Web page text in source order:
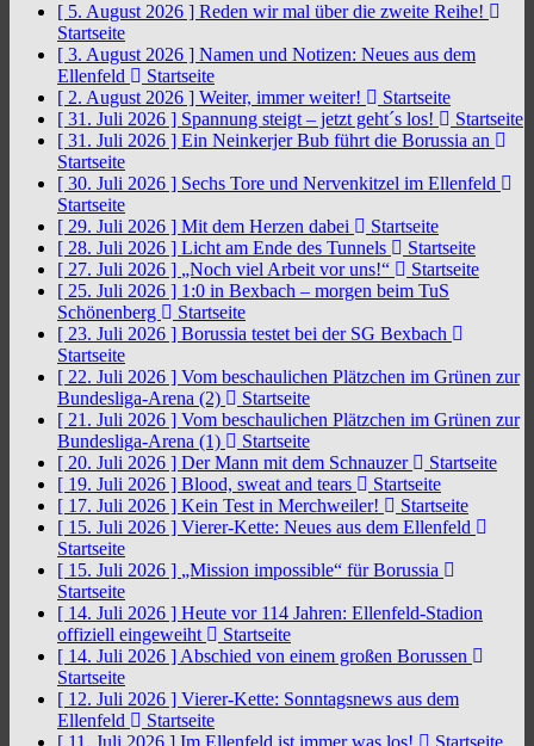
[ 5. August 2026 ] Reden wir mal über die zweite Reihe!
Startseite
[ 3. August 2026 ] Namen und Notizen: Neues aus dem
Ellenfeld
Startseite
[ 2. August 2026 ] Weiter, immer weiter!
Startseite
[ 31. Juli 2026 ] Spannung steigt – jetzt geht´s los!
Startseite
[ 31. Juli 2026 ] Ein Neinkerjer Bub führt die Borussia an
Startseite
[ 30. Juli 2026 ] Sechs Tore und Nervenkitzel im Ellenfeld
Startseite
[ 29. Juli 2026 ] Mit dem Herzen dabei
Startseite
[ 28. Juli 2026 ] Licht am Ende des Tunnels
Startseite
[ 27. Juli 2026 ] „Noch viel Arbeit vor uns!“
Startseite
[ 25. Juli 2026 ] 1:0 in Bexbach – morgen beim TuS
Schönenberg
Startseite
[ 23. Juli 2026 ] Borussia testet bei der SG Bexbach
Startseite
[ 22. Juli 2026 ] Vom beschaulichen Plätzchen im Grünen zur
Bundesliga-Arena (2)
Startseite
[ 21. Juli 2026 ] Vom beschaulichen Plätzchen im Grünen zur
Bundesliga-Arena (1)
Startseite
[ 20. Juli 2026 ] Der Mann mit dem Schnauzer
Startseite
[ 19. Juli 2026 ] Blood, sweat and tears
Startseite
[ 17. Juli 2026 ] Kein Test in Merchweiler!
Startseite
[ 15. Juli 2026 ] Vierer-Kette: Neues aus dem Ellenfeld
Startseite
[ 15. Juli 2026 ] „Mission impossible“ für Borussia
Startseite
[ 14. Juli 2026 ] Heute vor 114 Jahren: Ellenfeld-Stadion
offiziell eingeweiht
Startseite
[ 14. Juli 2026 ] Abschied von einem großen Borussen
Startseite
[ 12. Juli 2026 ] Vierer-Kette: Sonntagsnews aus dem
Ellenfeld
Startseite
[ 11. Juli 2026 ] Im Ellenfeld ist immer was los!
Startseite